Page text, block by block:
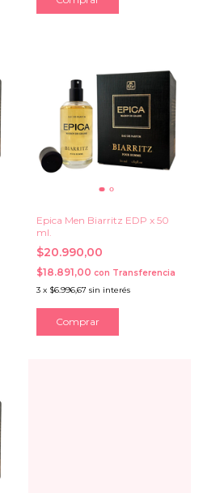
Epica Men Biarritz EDP x 50
ml.
$20.990,00
$18.891,00 con Transferencia
3 x $6.996,67 sin interés